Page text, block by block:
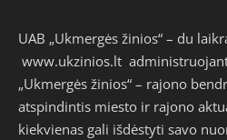
UAB „Ukmergės žinios“ – du
www.ukzinios.lt
„Ukmergės žinios“ – rajono
atspindintis miesto ir rajono
kiekvienas gali išdėstyti savo